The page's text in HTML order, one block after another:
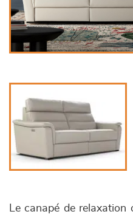
Le canapé de relaxation